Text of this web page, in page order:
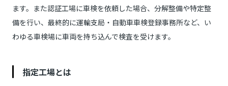
ます。また認証工場に車検を依頼した場合、分解整備や特定整
備を行い、最終的に運輸支局・自動車車検登録事務所など、い
わゆる車検場に車両を持ち込んで検査を受けます。
指定工場とは